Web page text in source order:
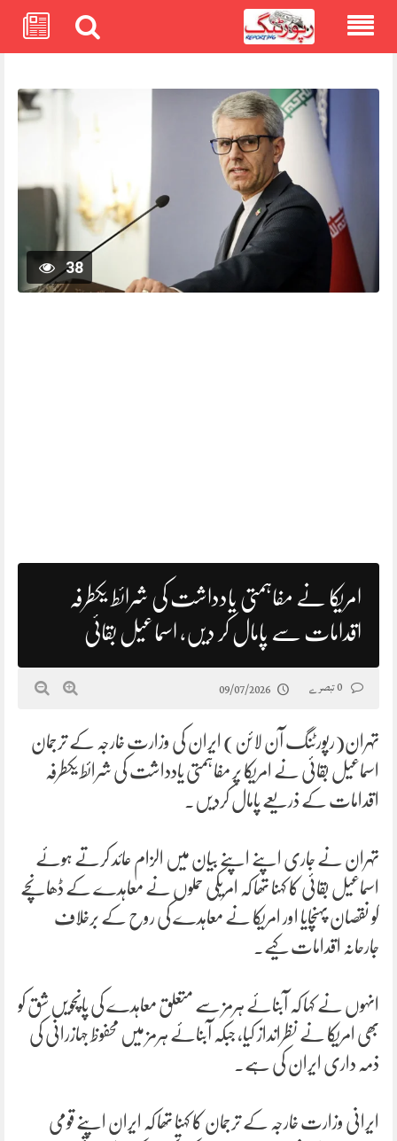
38
امریکا نے مفاہمتی یادداشت کی شرائط یکطرفہ
اقدامات سے پامال کر دیں، اسماعیل بقائی
09/07/2026
تہران(رپورٹنگ آن لائن) ایران کی وزارت خارجہ کے ترجمان
اسماعیل بقائی نے امریکا پر مفاہمتی یادداشت کی شرائط یکطرفہ
اقدامات کے ذریعے پامال کردیں۔
تہران نے جاری اپنے اپنے بیان میں الزام عائد کرتے ہوئے
اسماعیل بقائی کا کہنا تھا کہ امریکی حملوں نے معاہدے کے ڈھانچے
کو نقصان پہنچایا اور امریکا نے معاہدے کی روح کے برخلاف
جارحانہ اقدامات کیے۔
انہوں نے کہا کہ آبنائے ہرمز سے متعلق معاہدے کی پانچویں شق کو
بھی امریکا نے نظرانداز کیا، جبکہ آبنائے ہرمز میں محفوظ جہازرانی کی
ذمہ داری ایران کی ہے۔
ایرانی وزارت خارجہ کے ترجمان کا کہنا تھا کہ ایران اپنے قومی